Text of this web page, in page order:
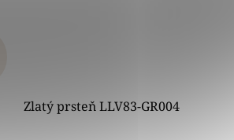
Zlatý prsteň LLV83-GR004